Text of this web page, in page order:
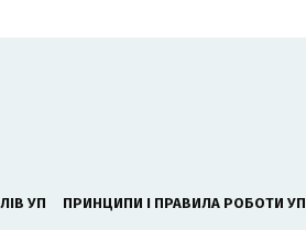
УП ПРИНЦИПИ І ПРАВИЛА РОБОТИ УП